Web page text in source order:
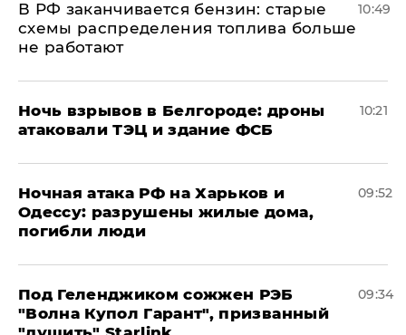
​В РФ заканчивается бензин: старые
схемы распределения топлива больше
не работают
10:49
​Ночь взрывов в Белгороде: дроны
атаковали ТЭЦ и здание ФСБ
10:21
​Ночная атака РФ на Харьков и
Одессу: разрушены жилые дома,
погибли люди
09:52
Под Геленджиком сожжен РЭБ
"Волна Купол Гарант", призванный
09:34